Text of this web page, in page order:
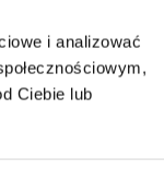
i analizować
Ciebie lub